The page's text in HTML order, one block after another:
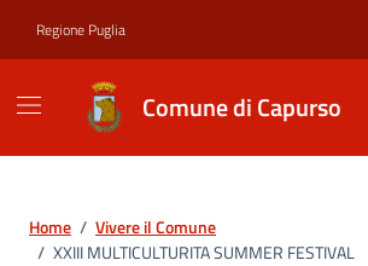
Regione Puglia
Comune di Capurso
Home / Vivere il Comune
/ XXIII MULTICULTURITA SUMMER FESTIVAL